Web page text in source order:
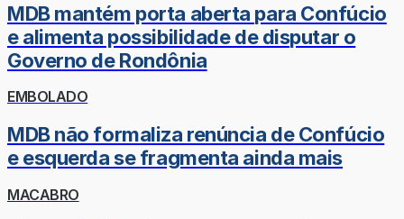
MDB mantém porta aberta para Confúcio
e alimenta possibilidade de disputar o
Governo de Rondônia
EMBOLADO
MDB não formaliza renúncia de Confúcio
e esquerda se fragmenta ainda mais
MACABRO